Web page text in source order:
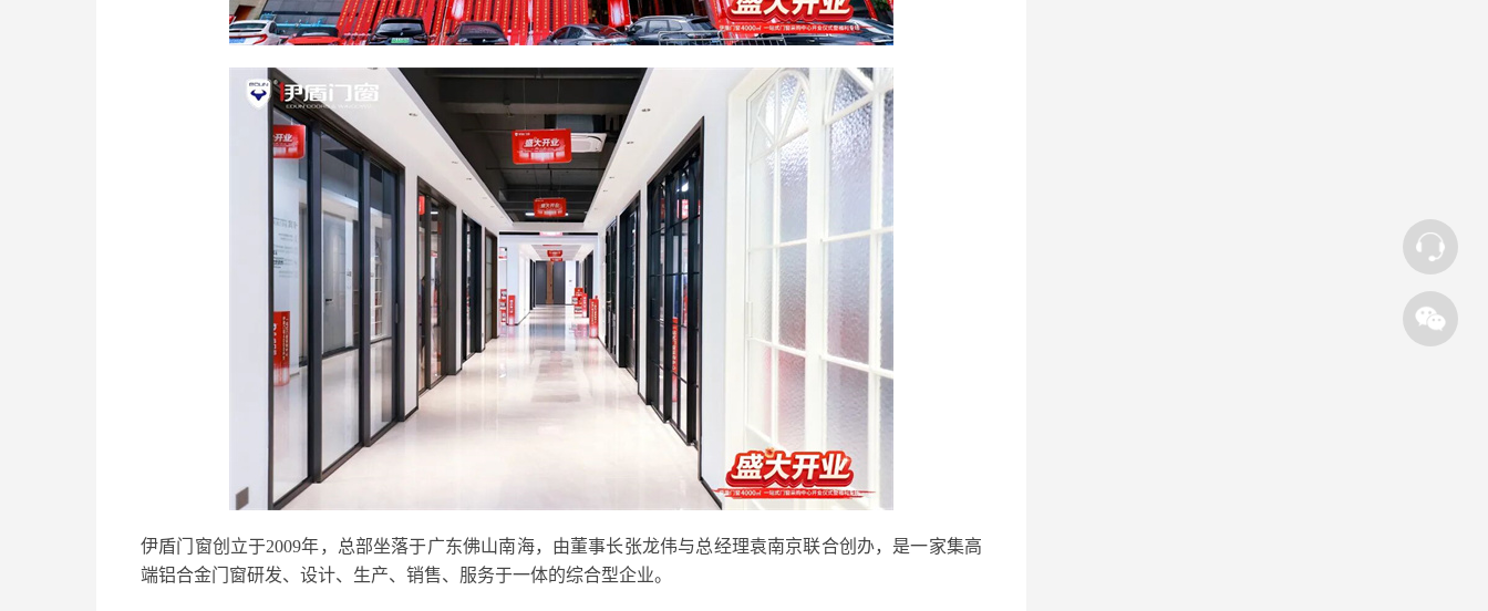
伊盾门窗创立于2009年，总部坐落于广东佛山南海，由董事长张龙伟与总经理袁南京联合创办，是一家集高
端铝合金门窗研发、设计、生产、销售、服务于一体的综合型企业。